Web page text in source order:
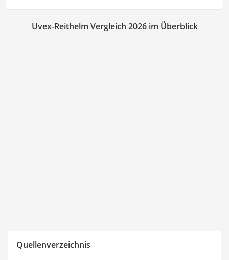
Uvex-Reithelm Vergleich 2026 im Überblick
Quellenverzeichnis